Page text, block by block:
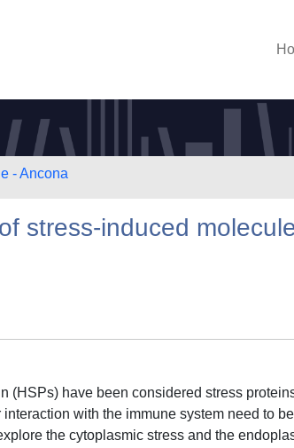
- Ancona
stress-induced
(HSPs) have been considered stress
with the immune system need to be
the cytoplasmic stress and the